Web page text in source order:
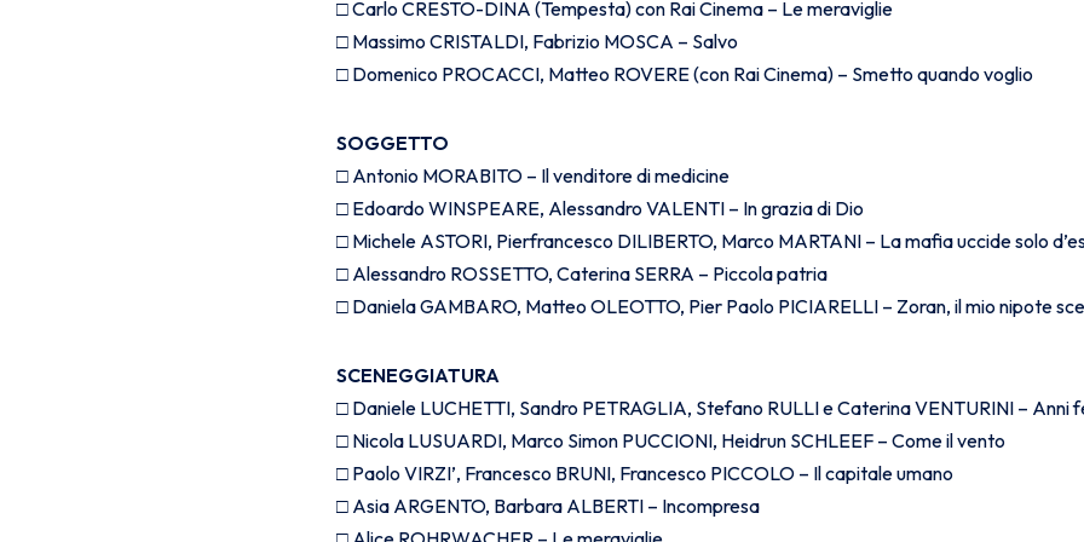
□ Carlo CRESTO-DINA (Tempesta) con Rai Cinema – Le meraviglie
□ Massimo CRISTALDI, Fabrizio MOSCA – Salvo
□ Domenico PROCACCI, Matteo ROVERE (con Rai Cinema) – Smetto quando voglio
SOGGETTO
□ Antonio MORABITO – Il venditore di medicine
□ Edoardo WINSPEARE, Alessandro VALENTI – In grazia di Dio
□ Michele ASTORI, Pierfrancesco DILIBERTO, Marco MARTANI – La mafia uccide solo
□ Alessandro ROSSETTO, Caterina SERRA – Piccola patria
□ Daniela GAMBARO, Matteo OLEOTTO, Pier Paolo PICIARELLI – Zoran, il mio nipote
SCENEGGIATURA
□ Daniele LUCHETTI, Sandro PETRAGLIA, Stefano RULLI e Caterina VENTURINI – Anni
□ Nicola LUSUARDI, Marco Simon PUCCIONI, Heidrun SCHLEEF – Come il vento
□ Paolo VIRZI’, Francesco BRUNI, Francesco PICCOLO – Il capitale umano
□ Asia ARGENTO, Barbara ALBERTI – Incompresa